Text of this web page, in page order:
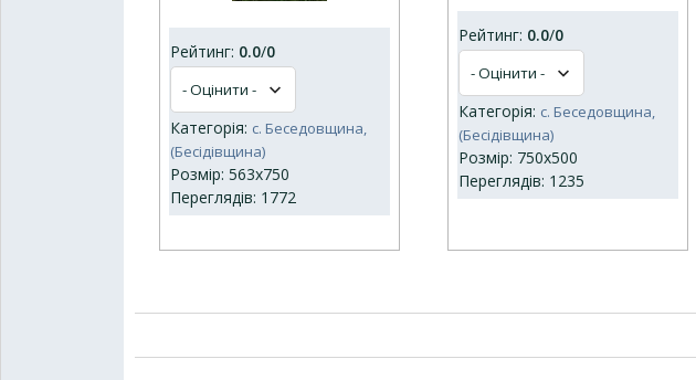
Рейтинг: 0.0/0
Категорія: с. Беседовщина,
(Бесідівщина)
Розмір: 563x750
Переглядів: 1772
Рейтинг: 0.0/0
Категорія: с. Беседовщина,
(Бесідівщина)
Розмір: 750x500
Переглядів: 1235